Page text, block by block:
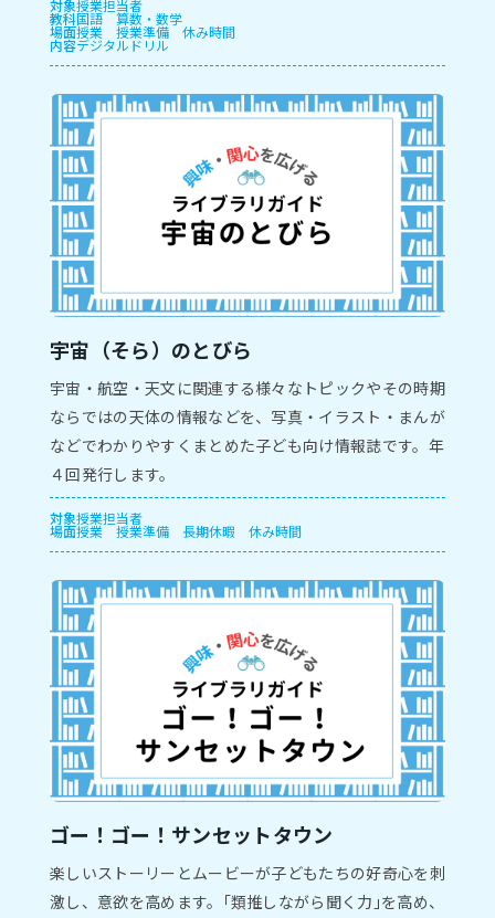
対象授業担当者
教科国語 算数・数学
場面授業 授業準備 休み時間
内容デジタルドリル
宇宙（そら）のとびら
宇宙・航空・天文に関連する様々なトピックやその時期
ならではの天体の情報などを、写真・イラスト・まんが
などでわかりやすくまとめた子ども向け情報誌です。年
４回発行します。
対象授業担当者
場面授業 授業準備 長期休暇 休み時間
ゴー！ゴー！サンセットタウン
楽しいストーリーとムービーが子どもたちの好奇心を刺
激し、意欲を高めます。｢類推しながら聞く力｣を高め、